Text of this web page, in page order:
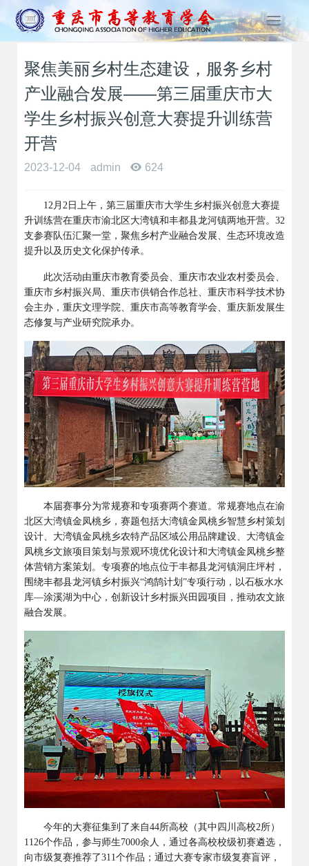
T
o
t
i
o
聚焦美丽乡村生态建设，服务乡村
产业融合发展——第三届重庆市大
学生乡村振兴创意大赛提升训练营
开营
2023-12-04 admin 624
12月 2 日上午，第三届重庆市大学生乡村振兴创意大赛提
升训练营在重庆市渝北区大湾镇和丰都县龙河镇两地开营。 32
支参赛队伍汇聚一堂，聚焦乡村产业融合发展、生态环境改造
提升以及历史文化保护传承。
此次活动由重庆市教育委员会、重庆市农业农村委员会、
重庆市乡村振兴局、重庆市供销合作总社、重庆市科学技术协
会主办，重庆文理学院、重庆市高等教育学会、重庆新发展生
态修复与产业研究院承办。
本届赛事分为常规赛和专项赛两个赛道。常规赛地点在渝
北区大湾镇金凤桃乡，赛题包括大湾镇金凤桃乡智慧乡村策划
设计、大湾镇金凤桃乡农特产品区域公用品牌建设、大湾镇金
凤桃乡文旅项目策划与景观环境优化设计和大湾镇金凤桃乡整
体营销方案策划。专项赛的地点位于丰都县龙河镇洞庄坪村，
围绕丰都县龙河镇乡村振兴“鸿鹄计划 ”专项行动，以石板水水
库—涂溪湖为中心，创新设计乡村振兴田园项目，推动农文旅
融合发展。
今年的大赛征集到了来自44所高校（其中四川高校2所）
1126个作品，参与师生7000余人，通过各高校校级初赛遴选，
向市级复赛推荐了311个作品；通过大赛专家市级复赛盲评，